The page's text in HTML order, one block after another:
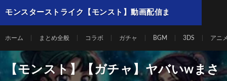
モンスターストライク【モンスト】動画配信ま
ホーム まとめ全般 コラボ ガチャ BGM 3DS アニ
【モンスト】【ガチャ】ヤバいwまさ